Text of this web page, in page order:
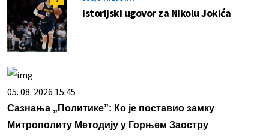
Istorijski ugovor za Nikolu Jokića
05. 08. 2026 15:45
Сазнања „Политике”: Ко је поставио замку
Митрополиту Методију у Горњем Заостру